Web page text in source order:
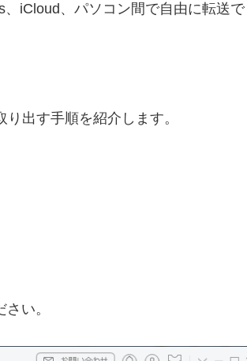
iCloud、パソコン間で自由に転送で
出す手順を紹介します。
い。